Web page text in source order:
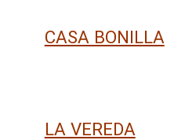
CASA BONILLA
LA VEREDA